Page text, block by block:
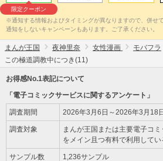
限定クーポン
※通知する情報およびタイミングが異なりますので、併せ
通知をしないキャンペーンもあります。ご了承ください。
まんが王国 夜神里奈 女性漫画 モバフラ
この極道調教中につき(11)
お得感No.1表記について
「電子コミックサービスに関するアンケート」
調査期間 2026年3月6日～2026年3月18
調査対象
まんが王国または主要電子コ
をメイン且つ有料で利用して
サンプル数 1,236サンプル